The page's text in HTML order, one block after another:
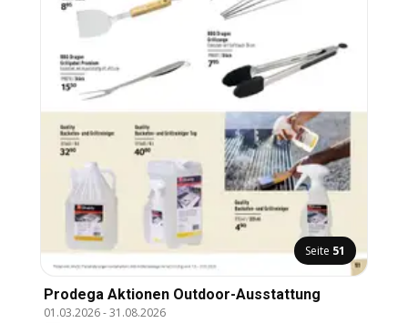
Seite 51
Prodega Aktionen Outdoor-Ausstattung
01.03.2026-31.08.2026